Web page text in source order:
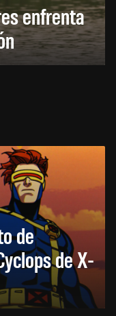
enfrenta
de
de X-